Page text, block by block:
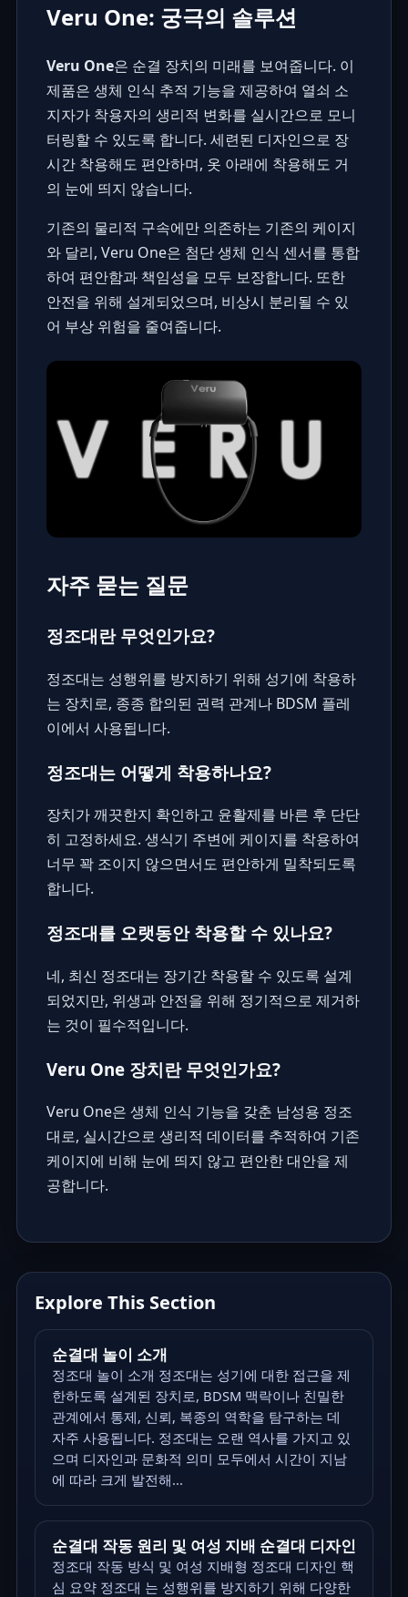
Veru One: 궁극의 솔루션
Veru One은 순결 장치의 미래를 보여줍니다. 이
제품은 생체 인식 추적 기능을 제공하여 열쇠 소
지자가 착용자의 생리적 변화를 실시간으로 모니
터링할 수 있도록 합니다. 세련된 디자인으로 장
시간 착용해도 편안하며, 옷 아래에 착용해도 거
의 눈에 띄지 않습니다.
기존의 물리적 구속에만 의존하는 기존의 케이지
와 달리, Veru One은 첨단 생체 인식 센서를 통합
하여 편안함과 책임성을 모두 보장합니다. 또한
안전을 위해 설계되었으며, 비상시 분리될 수 있
어 부상 위험을 줄여줍니다.
자주 묻는 질문
정조대란 무엇인가요?
정조대는 성행위를 방지하기 위해 성기에 착용하
는 장치로, 종종 합의된 권력 관계나 BDSM 플레
이에서 사용됩니다.
정조대는 어떻게 착용하나요?
장치가 깨끗한지 확인하고 윤활제를 바른 후 단단
히 고정하세요. 생식기 주변에 케이지를 착용하여
너무 꽉 조이지 않으면서도 편안하게 밀착되도록
합니다.
정조대를 오랫동안 착용할 수 있나요?
네, 최신 정조대는 장기간 착용할 수 있도록 설계
되었지만, 위생과 안전을 위해 정기적으로 제거하
는 것이 필수적입니다.
Veru One 장치란 무엇인가요?
Veru One은 생체 인식 기능을 갖춘 남성용 정조
대로, 실시간으로 생리적 데이터를 추적하여 기존
케이지에 비해 눈에 띄지 않고 편안한 대안을 제
공합니다.
Explore This Section
순결대 놀이 소개
정조대 놀이 소개 정조대는 성기에 대한 접근을 제
한하도록 설계된 장치로, BDSM 맥락이나 친밀한
관계에서 통제, 신뢰, 복종의 역학을 탐구하는 데
자주 사용됩니다. 정조대는 오랜 역사를 가지고 있
으며 디자인과 문화적 의미 모두에서 시간이 지남
에 따라 크게 발전해...
순결대 작동 원리 및 여성 지배 순결대 디자인
정조대 작동 방식 및 여성 지배형 정조대 디자인 핵
심 요약 정조대 는 성행위를 방지하기 위해 다양한